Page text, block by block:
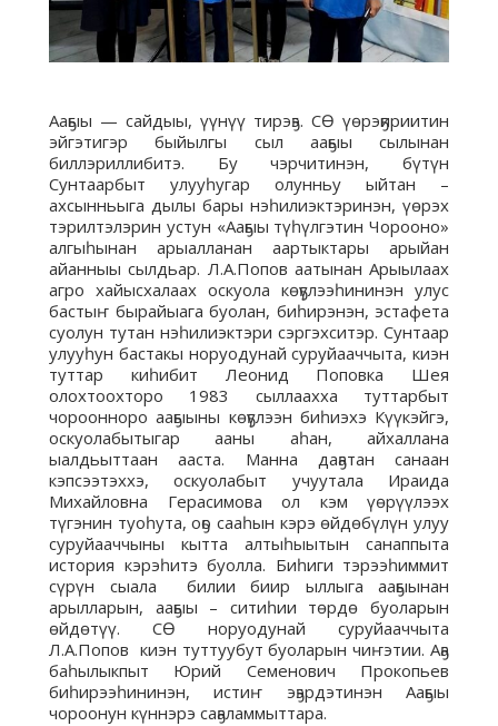
Ааҕыы — сайдыы, үүнүү тирэҕэ. СӨ үөрэҕириитин
эйгэтигэр быйылгы сыл ааҕыы сылынан
биллэриллибитэ. Бу чэрчитинэн, бүтүн
Сунтаарбыт улууһугар олунньу ыйтан –
ахсынньыга дылы бары нэһилиэктэринэн, үөрэх
тэрилтэлэрин устун «Ааҕыы түһүлгэтин Чорооно»
алгыһынан арыалланан аартыктары арыйан
айанныы сылдьар. Л.А.Попов аатынан Арыылаах
агро хайысхалаах оскуола көҕүлээһининэн улус
бастыҥ бырайыага буолан, биһирэнэн, эстафета
суолун тутан нэһилиэктэри сэргэхситэр. Сунтаар
улууһун бастакы норуодунай суруйааччыта, киэн
туттар киһибит Леонид Поповка Шея
олохтоохторо 1983 сыллаахха туттарбыт
чороонноро ааҕыыны көҕүлээн биһиэхэ Күүкэйгэ,
оскуолабытыгар ааны аһан, айхаллана
ыалдьыттаан ааста. Манна даҕатан санаан
кэпсээтэххэ, оскуолабыт учуутала Ираида
Михайловна Герасимова ол кэм үөрүүлээх
түгэнин туоһута, оҕо сааһын кэрэ өйдөбүлүн улуу
суруйааччыны кытта алтыһыытын санаппыта
история кэрэһитэ буолла. Биһиги тэрээһиммит
сүрүн сыала билии биир ыллыга ааҕыынан
арылларын, ааҕыы – ситиһии төрдө буоларын
өйдөтүү. СӨ норуодунай суруйааччыта
Л.А.Попов киэн туттуубут буоларын чиҥэтии. Аҕа
баһылыкпыт Юрий Семенович Прокопьев
биһирээһининэн, истиҥ эҕэрдэтинэн Ааҕыы
чороонун күннэрэ саҕаламмыттара.